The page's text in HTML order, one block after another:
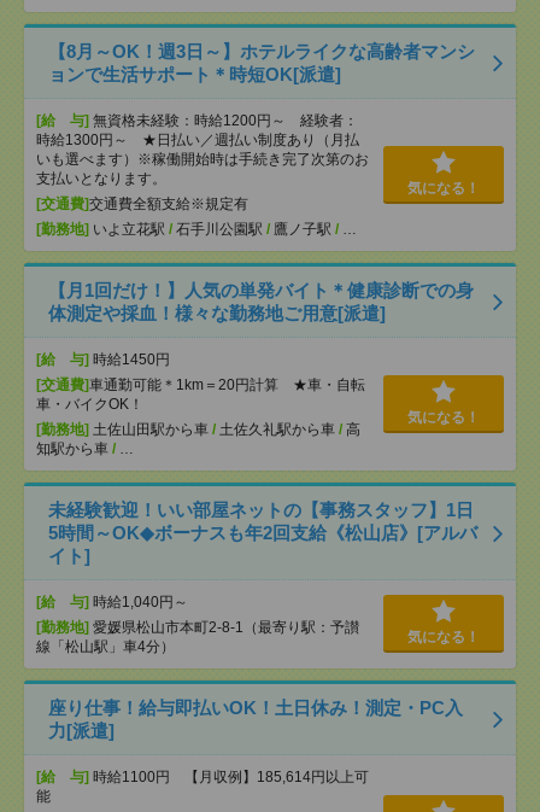
【8月～OK！週3日～】ホテルライクな高齢者マンシ
ョンで生活サポート＊時短OK[派遣]
[給 与] 無資格未経験：時給1200円～ 経験者：
時給1300円～ ★日払い／週払い制度あり（月払
いも選べます）※稼働開始時は手続き完了次第のお
支払いとなります。
[交通費]交通費全額支給※規定有
[勤務地] いよ立花駅 / 石手川公園駅 / 鷹ノ子駅 / …
気になる！
【月1回だけ！】人気の単発バイト＊健康診断での身
体測定や採血！様々な勤務地ご用意[派遣]
[給 与] 時給1450円
[交通費]車通勤可能＊1km＝20円計算 ★車・自転
車・バイクOK！
[勤務地] 土佐山田駅から車 / 土佐久礼駅から車 / 高
知駅から車 / …
気になる！
未経験歓迎！いい部屋ネットの【事務スタッフ】1日
5時間～OK◆ボーナスも年2回支給《松山店》[アルバ
イト]
[給 与] 時給1,040円～
[勤務地] 愛媛県松山市本町2-8-1（最寄り駅：予讃
線「松山駅」車4分）
気になる！
座り仕事！給与即払いOK！土日休み！測定・PC入
力[派遣]
[給 与] 時給1100円 【月収例】185,614円以上可
能